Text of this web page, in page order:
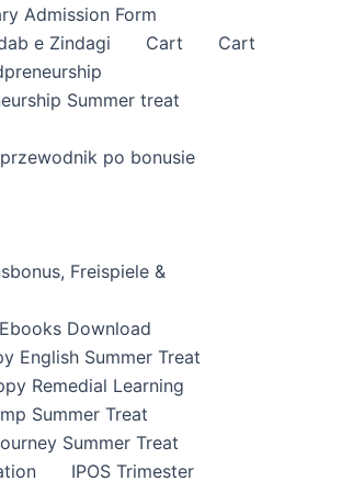
Admission Form
e Zindagi Cart
Cart
Summer treat
po bonusie
Freispiele &
Download
English Summer Treat
Remedial Learning
Summer Treat
Summer Treat
IPOS Trimester